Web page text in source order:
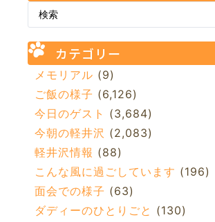
カテゴリー
メモリアル (9)
ご飯の様子 (6,126)
今日のゲスト (3,684)
今朝の軽井沢 (2,083)
軽井沢情報 (88)
こんな風に過ごしています (196)
面会での様子 (63)
ダディーのひとりごと (130)